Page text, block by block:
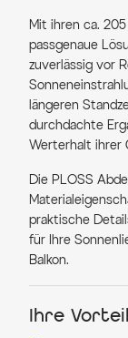
Mit ihren ca.
passgenaue
zuverlässig vor
längeren
durchdachte
Werterhalt ihrer
Die PLOSS
praktische
für Ihre
Balkon.
Ihre